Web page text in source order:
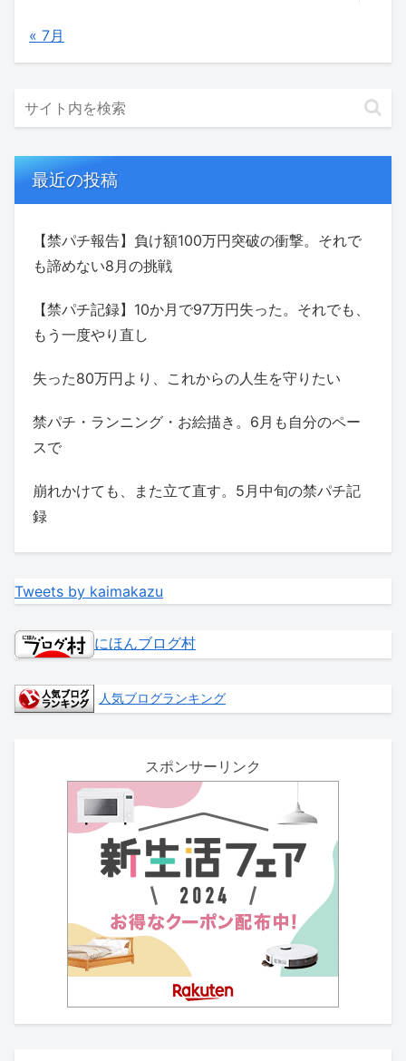
« 7月
最近の投稿
【禁パチ報告】負け額100万円突破の衝撃。それで
も諦めない8月の挑戦
【禁パチ記録】10か月で97万円失った。それでも、
もう一度やり直し
失った80万円より、これからの人生を守りたい
禁パチ・ランニング・お絵描き。6月も自分のペー
スで
崩れかけても、また立て直す。5月中旬の禁パチ記
録
Tweets by kaimakazu
にほんブログ村
人気ブログランキング
スポンサーリンク